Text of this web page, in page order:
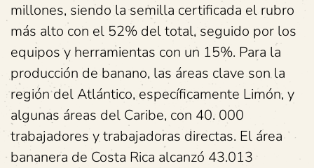
millones, siendo la semilla certificada el rubro
más alto con el 52% del total, seguido por los
equipos y herramientas con un 15%. Para la
producción de banano, las áreas clave son la
región del Atlántico, específicamente Limón, y
algunas áreas del Caribe, con 40. 000
trabajadores y trabajadoras directas. El área
bananera de Costa Rica alcanzó 43.013